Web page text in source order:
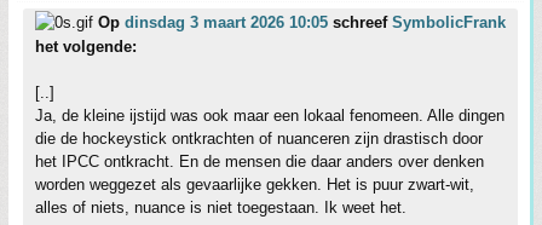
Op dinsdag 3 maart 2026 10:05 schreef SymbolicFrank
het volgende:
[..]
Ja, de kleine ijstijd was ook maar een lokaal fenomeen. Alle dingen
die de hockeystick ontkrachten of nuanceren zijn drastisch door
het IPCC ontkracht. En de mensen die daar anders over denken
worden weggezet als gevaarlijke gekken. Het is puur zwart-wit,
alles of niets, nuance is niet toegestaan. Ik weet het.